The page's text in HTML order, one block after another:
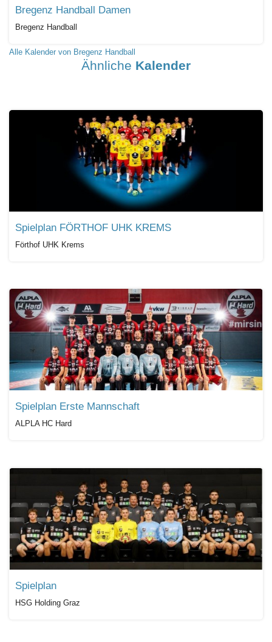
Bregenz Handball Damen
Bregenz Handball
Alle Kalender von Bregenz Handball
Ähnliche Kalender
Spielplan FÖRTHOF UHK KREMS
Förthof UHK Krems
Spielplan Erste Mannschaft
ALPLA HC Hard
Spielplan
HSG Holding Graz